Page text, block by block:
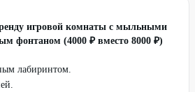
игровой комнаты с мыльными
фонтаном (4000 ₽ вместо 8000 ₽)
лабиринтом.